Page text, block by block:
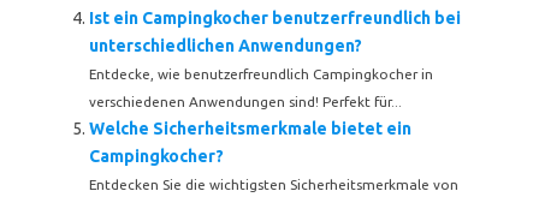
Ist ein Campingkocher benutzerfreundlich bei
unterschiedlichen Anwendungen?
Entdecke, wie benutzerfreundlich Campingkocher in
verschiedenen Anwendungen sind! Perfekt für...
Welche Sicherheitsmerkmale bietet ein
Campingkocher?
Entdecken Sie die wichtigsten Sicherheitsmerkmale von